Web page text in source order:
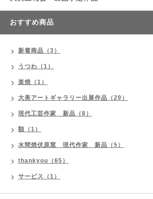
おすすめ商品
新着商品（3）
うつわ（1）
楽焼（1）
大美アートギャラリー出展作品（29）
現代工芸作家 新品（8）
額（1）
水間焼伏原窯 現代作家 新品（5）
thankyou（65）
サービス（1）